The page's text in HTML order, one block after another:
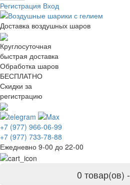
Регистрация Вход
Доставка воздушных шаров
Круглосуточная
быстрая доставка
Обработка шаров
БЕСПЛАТНО
Скидки за
регистрацию
+7 (977) 966-06-99
+7 (977) 733-78-88
Ежедневно 9-00 до 22-00
0 товар(ов) -